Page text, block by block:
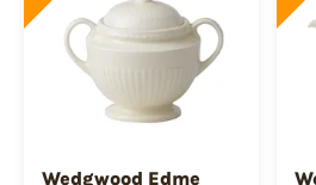
Wedgwood Edme